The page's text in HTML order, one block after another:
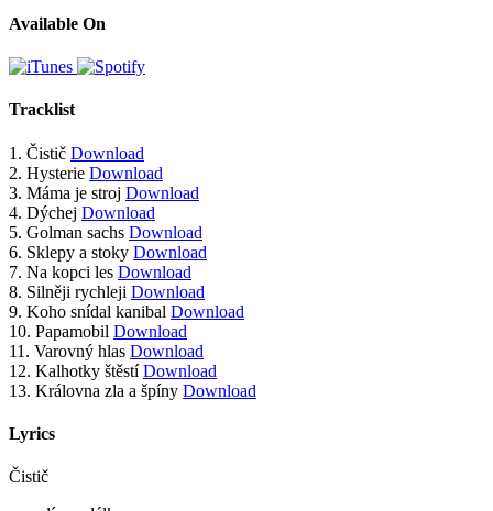
Available On
Tracklist
1. Čistič Download
2. Hysterie Download
3. Máma je stroj Download
4. Dýchej Download
5. Golman sachs Download
6. Sklepy a stoky Download
7. Na kopci les Download
8. Silněji rychleji Download
9. Koho snídal kanibal Download
10. Papamobil Download
11. Varovný hlas Download
12. Kalhotky štěstí Download
13. Královna zla a špíny Download
Lyrics
Čistič